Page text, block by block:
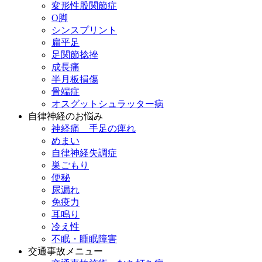
変形性股関節症
O脚
シンスプリント
扁平足
足関節捻挫
成長痛
半月板損傷
骨端症
オスグットシュラッター病
自律神経のお悩み
神経痛 手足の痺れ
めまい
自律神経失調症
巣ごもり
便秘
尿漏れ
免疫力
耳鳴り
冷え性
不眠・睡眠障害
交通事故メニュー